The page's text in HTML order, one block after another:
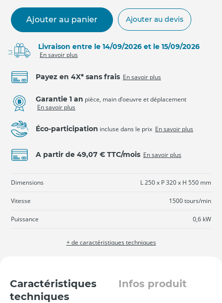
Ajouter au panier Ajouter au devis
Livraison entre le 14/09/2026 et le 15/09/2026
En savoir plus
Payez en 4X* sans frais En savoir plus
Garantie 1 an pièce, main d’oeuvre et déplacement
En savoir plus
Éco-participation incluse dans le prix En savoir plus
A partir de 49,07 € TTC/mois En savoir plus
Dimensions L 250 x P 320 x H 550 mm
Vitesse 1500 tours/min
Puissance 0,6 kW
+ de caractéristiques techniques
Caractéristiques
techniques
Infos produit